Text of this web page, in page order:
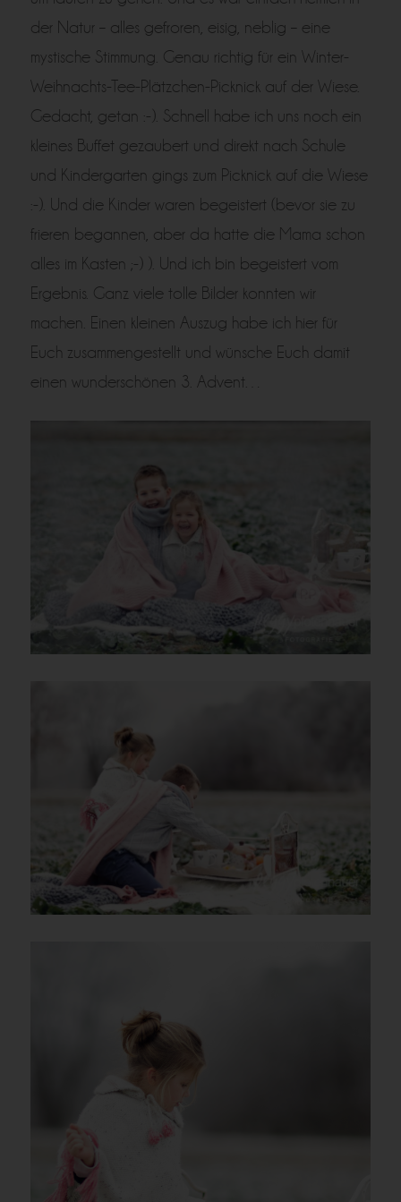
der Natur – alles gefroren, eisig, neblig – eine
mystische Stimmung. Genau richtig für ein Winter-
Weihnachts-Tee-Plätzchen-Picknick auf der Wiese.
Gedacht, getan :-). Schnell habe ich uns noch ein
kleines Buffet gezaubert und direkt nach Schule
und Kindergarten gings zum Picknick auf die Wiese
:-). Und die Kinder waren begeistert (bevor sie zu
frieren begannen, aber da hatte die Mama schon
alles im Kasten ;-)). Und ich bin begeistert vom
Ergebnis. Ganz viele tolle Bilder konnten wir
machen. Einen kleinen Auszug habe ich hier für
Euch zusammengestellt und wünsche Euch damit
einen wunderschönen 3. Advent…